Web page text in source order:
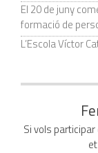
El 20 de juny
formació de
L’Escola Víctor
Si vols